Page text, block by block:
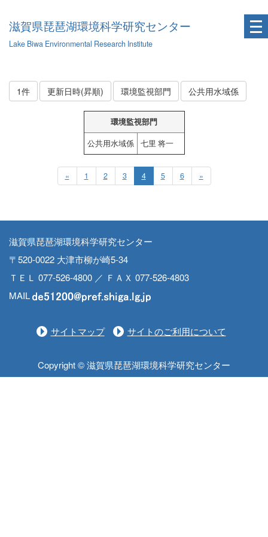
滋賀県琵琶湖環境科学研究センター
Lake Biwa Environmental Research Institute
1件 更新日時(昇順) 環境監視部門 公共用水域係
環境監視部門
公共用水域係
七里 将一
« 1 2 3 4 5 6 »
滋賀県琵琶湖環境科学研究センター
〒520-0022 大津市柳が崎5-34
ＴＥＬ 077-526-4800 ／ ＦＡＸ 077-526-4803
MAIL
サイトマップ サイトのご利用について
Copyright © 滋賀県琵琶湖環境科学研究センター